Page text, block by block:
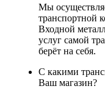
Мы
транспортной
Входной
услуг самой
берёт на себя.
С какими
Ваш магазин?